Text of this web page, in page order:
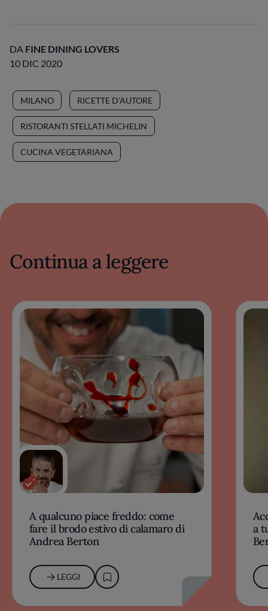
DA FINE DINING LOVERS
10 DIC 2020
MILANO RICETTE D'AUTORE
RISTORANTI STELLATI MICHELIN
CUCINA VEGETARIANA
Continua a leggere
A qualcuno piace freddo: come
fare il brodo estivo di calamaro di
Andrea Berton
LEGGI
a